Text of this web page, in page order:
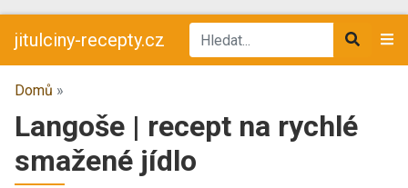
jitulciny-recepty.cz
Domů »
Langoše | recept na rychlé
smažené jídlo